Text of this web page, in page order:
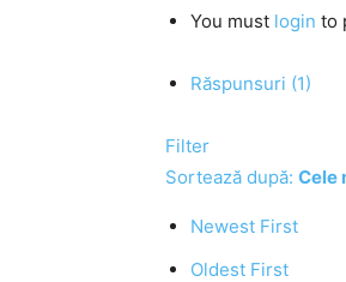
You must login to
Răspunsuri (1)
Filter
Sortează după: Cele
Newest First
Oldest First